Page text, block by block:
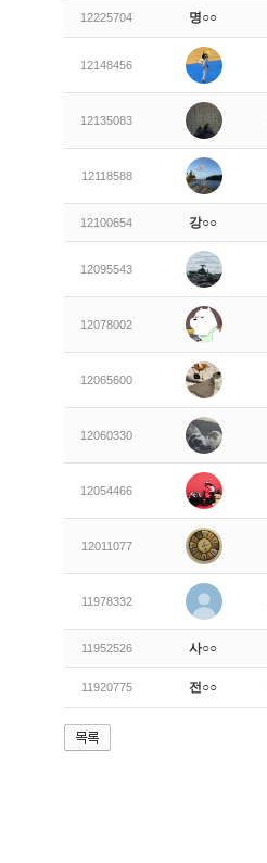
12225704 명○○
12148456
12135083
12118588
12100654 강○○
12095543
12078002
12065600
12060330
12054466
12011077
11978332
11952526 사○○
11920775 전○○